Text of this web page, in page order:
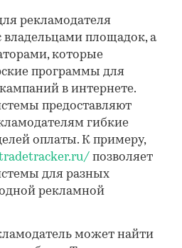
рекламодателя
владельцами площадок, а
которые
программы для
в интернете.
предоставляют
гибкие
оплаты. К примеру,
позволяет
для разных
рекламной
может найти